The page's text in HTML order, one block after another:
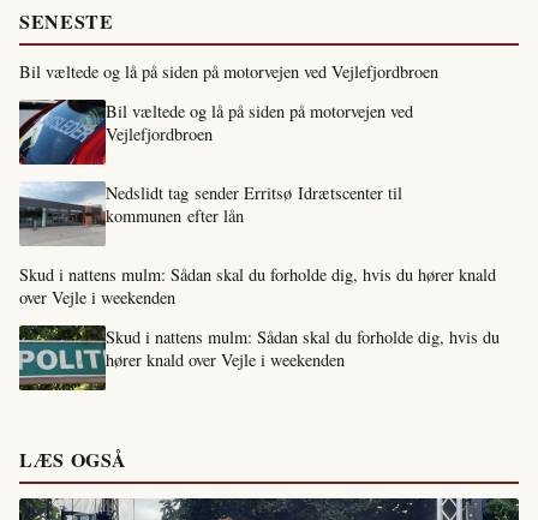
SENESTE
Bil væltede og lå på siden på motorvejen ved Vejlefjordbroen
Bil væltede og lå på siden på motorvejen ved
Vejlefjordbroen
Nedslidt tag sender Erritsø Idrætscenter til
kommunen efter lån
Skud i nattens mulm: Sådan skal du forholde dig, hvis du hører knald
over Vejle i weekenden
Skud i nattens mulm: Sådan skal du forholde dig, hvis du
hører knald over Vejle i weekenden
LÆS OGSÅ